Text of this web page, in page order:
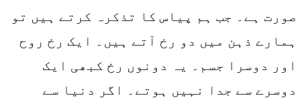
صورت ہے۔ جب ہم پیاس کا تذکرہ کرتے ہیں تو
ہمارے ذہن میں دو رخ آتے ہیں۔ ایک رخ روح
اور دوسرا جسم۔ یہ دونوں رخ کبھی ایک
دوسرے سے جدا نہیں ہوتے۔ اگر دنیا سے